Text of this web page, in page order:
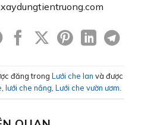
đăng trong Lưới che lan và được
, lưới che nắng, Lưới che vườn ươm.